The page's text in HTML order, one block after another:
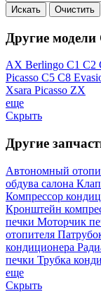
Искать Очистить
Другие модели
AX Berlingo C1 C2
Picasso C5 C8
Xsara Picasso ZX
еще
Скрыть
Другие
Автономный
обдува салона
Компрессор
Кронштейн
печки Моторчик
отопителя
кондиционера
печки Трубка
еще
Скрыть